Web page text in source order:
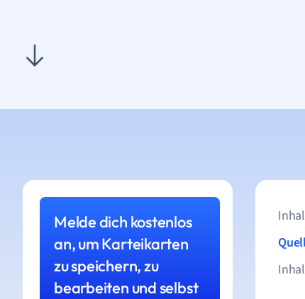
Melde dich kostenlos
an, um Karteikarten
zu speichern, zu
bearbeiten und selbst